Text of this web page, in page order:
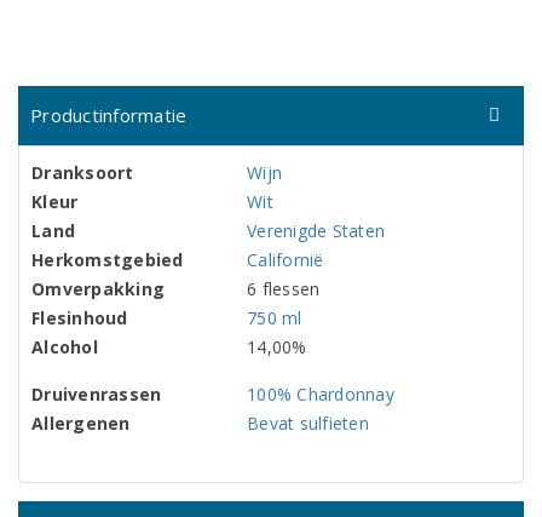
Productinformatie
Dranksoort
Wijn
Kleur
Wit
Land
Verenigde Staten
Herkomstgebied
Californië
Omverpakking
6 flessen
Flesinhoud
750 ml
Alcohol
14,00%
Druivenrassen
100% Chardonnay
Allergenen
Bevat sulfieten